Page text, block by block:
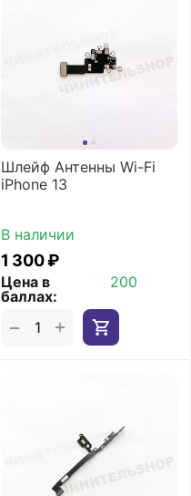
Шлейф Антенны Wi-Fi
iPhone 13
В наличии
1 300₽
Цена в
баллах:
200
+
−